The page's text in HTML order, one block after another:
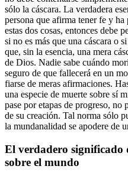
sólo la cáscara. La verdadera
persona que afirma tener fe y
estas dos cosas, entonces debe
si no es más que una cáscara o
que, sin la esencia, una mera
de Dios. Nadie sabe cuándo
seguro de que fallecerá en un
fiarse de meras afirmaciones.
una especie de muerte sobre sí
pase por etapas de progreso,
de su creación. Tal norma sólo
la mundanalidad se apodere de
El verdadero
sobre el mundo